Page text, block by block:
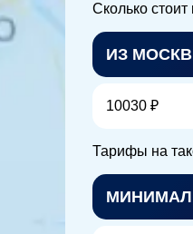
Сколько
ИЗ
10030 ₽
Тарифы на